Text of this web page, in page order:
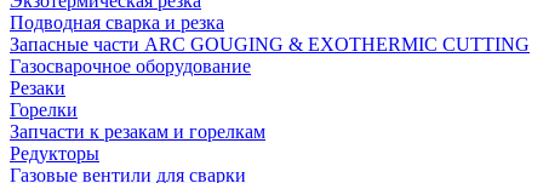
Подводная сварка и резка
Запасные части ARC GOUGING & EXOTHERMIC CUTTING
Газосварочное оборудование
Резаки
Горелки
Запчасти к резакам и горелкам
Редукторы
Газовые вентили для сварки